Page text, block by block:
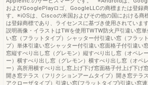
およびGooglePlayロゴ、GoogleLLCの商標または登録
す。※iOSは、Ciscoの米国およびその他の国における商
は登録商標であり、ライセンスに基づき使用されていま
説明画像・イラストはTWを使用TWTW防火戸引違い窓単
い窓（フラットタイプ）シャッター付引違い窓（フラッ
プ）単体引違い窓シャッター付引違い窓面格子付引違い
窓縦すべり出し窓（グレモン）縦すべり出し窓（オペレ
ー）横すべり出し窓（グレモン）横すべり出し窓（オペ
ー）高所用横すべり出し窓上げ下げ窓面格子付上げ下げ
開き窓テラス（フリクションアームタイプ）開き窓テラ
アクローザタイプ）引違い窓(フラットタイプ)引違い窓